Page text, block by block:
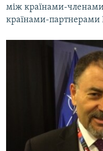
Усі сайти RFE/RL
між країнами-
країнами-партнерами